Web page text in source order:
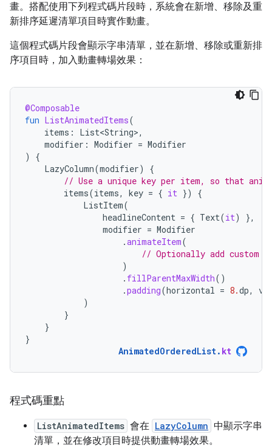
畫。搭配使用下列程式碼片段時，系統會在新增、移除及重
新排序延遲清單項目時實作動畫。
這個程式碼片段會顯示字串清單，並在新增、移除或重新排
序項目時，加入動畫轉場效果：
@Composable
fun ListAnimatedItems(
items : List<String>,
modifier : Modifier = Modifier
)
{
LazyColumn(modifier)
{
// Use a unique key per item, so that
items(items, key = { it })
{
ListItem(
headlineContent = { Text(it)
},
modifier = Modifier
.animateItem(
// Optionally add custom
)
. fillParentMaxWidth()
.padding(horizontal = 8.dp,
)
}
}
}
AnimatedOrderedList. kt
程式碼重點
ListAnimatedItems 會在 LazyColumn 中顯示字串
清單，並在修改項目時提供動畫轉場效果。